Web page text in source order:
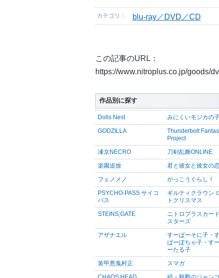
カテゴリ： blu-ray／DVD／CD
この記事のURL：
https://www.nitroplus.co.jp/goods/
作品別に探す
Dolls Nest みにくいモジカの
GODZILLA
Thunderbolt
Project
凍京NECRO 刀剣乱舞ONLINE
楽園追放 君と彼女と彼女の
フェノメノ がっこうぐらし！
PSYCHO-PASS サイコ
パス
ギルティクラウン
トクリスマス
STEINS;GATE
ニトロプラスカー
スターズ
アザナエル
すーぱーそに子・
ぱーぽちゃ子・す
ーたる子
装甲悪鬼村正 スマガ